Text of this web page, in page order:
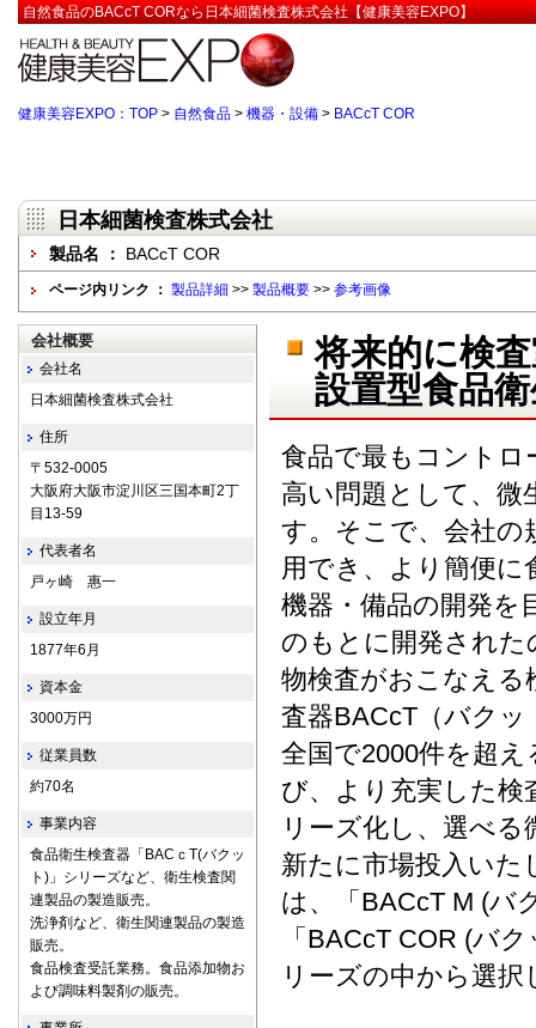
自然食品のBACcT CORなら日本細菌検査株式会社【健康美容EXPO】
健康美容EXPO：TOP > 自然食品 > 機器・設備 > BACcT COR
日本細菌検査株式会社
製品名 ： BACcT COR
ページ内リンク ： 製品詳細 >> 製品概要 >> 参考画像
将来的に検
設置型食品
食品で最もコント
高い問題として、微
す。そこで、会社の
用でき、より簡便に
機器・備品の開発を
のもとに開発された
物検査がおこなえる
査器BACcT（バク
全国で2000件を超
び、より充実した検
リーズ化し、選べ
新たに市場投入いた
は、「BACcT M (バ
「BACcT COR (バ
リーズの中から選
会社概要
会社名
日本細菌検査株式会社
住所
〒532-0005
大阪府大阪市淀川区三国本町2丁
目13-59
代表者名
戸ヶ崎 惠一
設立年月
1877年6月
資本金
3000万円
従業員数
約70名
事業内容
食品衛生検査器「BACｃT(バクッ
ト)」シリーズなど、衛生検査関
連製品の製造販売。
洗浄剤など、衛生関連製品の製造
販売。
食品検査受託業務。食品添加物お
よび調味料製剤の販売。